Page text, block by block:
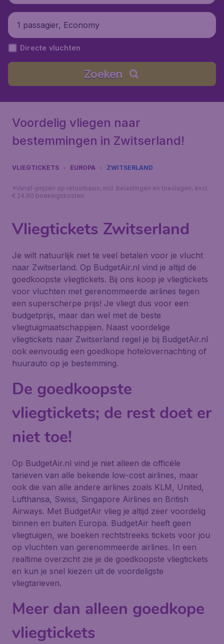
1 passagier, Economy
Directe vluchten
Zoeken
Voordelig vliegen naar
bestemmingen in Zwitserland!
VLIEGTICKETS EUROPA ZWITSERLAND
*Vanaf-prijzen op retourbasis, incl. belastingen en toeslagen, excl.
€ 24,90 boekingskosten.
Vliegtickets Zwitserland
Je wilt natuurlijk niet te veel betalen voor je vlucht
naar Zwitserland. Op BudgetAir.nl vind je altijd de
goedkoopste vliegtickets. Bij ons koop je vliegtickets
voor vluchten met gerenommeerde airlines tegen
een superscherpe prijs! Je vliegt dus voor een
budgetprijs, maar dan wel met de beste
vliegtuigmaatschappijen. Naast voordelige
vliegtickets naar Zwitserland regel je bij BudgetAir.nl
ook eenvoudig een goedkope hotelovernachting of
huurauto op je bestemming.
De goedkoopste
vliegtickets; de rest doet er
niet toe!
Op BudgetAir.nl vind je niet alleen de officële
tarieven van alle bekende low-cost airlines, maar
ook die van alle andere airlines zoals KLM, United,
Lufthansa, Swiss, Singapore Airlines en British
Airways. Met BudgetAir vlieg je altijd zeer voordelig
binnen en buiten Europa. BudgetAir heeft geen
vliegtuigen, we boeken rechtstreeks tickets voor jou
op vluchten van gerenommeerde airlines. In een
realtime overzicht zie je de goedkoopste vliegtickets
en kun je snel kiezen uit de voordeligste
vliegtarieven.
Meer dan alleen goedkope
vliegtickets